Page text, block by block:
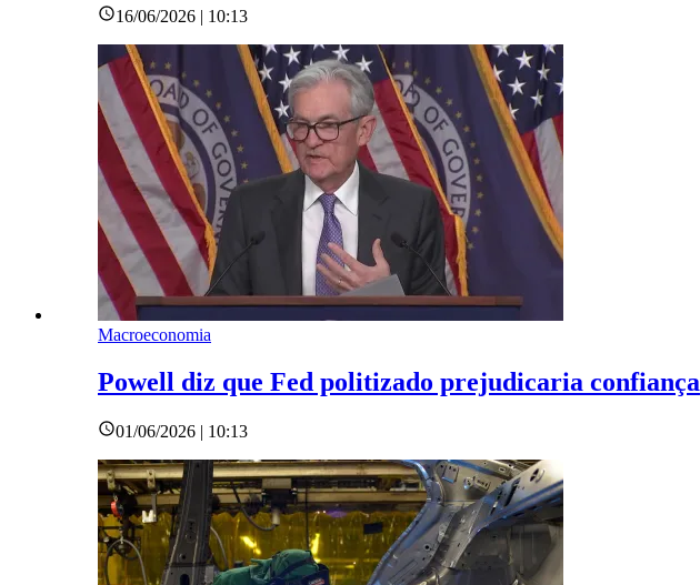
16/06/2026 | 10:13
Macroeconomia
Powell diz que Fed politizado prejudicaria confiança
01/06/2026 | 10:13